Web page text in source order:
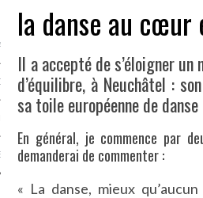
CARAVELLE
CARAVELLE
PODCAST
la danse au
Il a accepté de s’éloigner un
d’équilibre, à Neuchâtel :
sa toile européenne de
En général, je commence par
demanderai de commenter :
« La danse, mieux